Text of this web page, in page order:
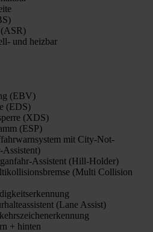
(ASR)
und heiz­bar
(EBV)
(EDS)
(XDS)
(ESP)
mit City-Not­
Assis­tent)
Assis­tent (Hill-Hol­der)
(Mul­ti Col­li­si­on
(Lane Assist)
+ hin­ten